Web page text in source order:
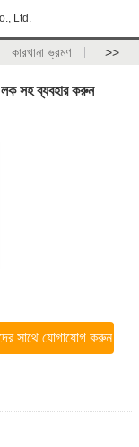
Ltd.
কারখানা ভ্রমণ >>
সহ ব্যবহার করুন
সাথে যোগাযোগ করুন